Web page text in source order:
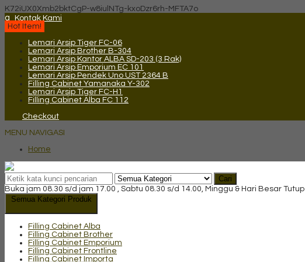
K72iUX0Xmb2bktCgP-w8iulNTg-kxoDzr6rh-MFTA7o
q
Kontak Kami
Hot Item!
Lemari Arsip Tiger FC-06
Lemari Arsip Brother B-304
Lemari Arsip Kantor ALBA SD-203 (3 Rak)
Lemari Arsip Emporium EC 101
Lemari Arsip Pendek Uno UST 2364 B
Filling Cabinet Yamanaka Y-302
Lemari Arsip Tiger FC-H1
Filling Cabinet Alba FC 112
Checkout
MENU NAVIGASI
Home
Cari
Buka jam 08.30 s/d jam 17.00 , Sabtu 08.30 s/d 14.00, Minggu & Hari Besar Tutup
Semua Kategori Produk
Filling Cabinet Alba
Filling Cabinet Brother
Filling Cabinet Emporium
Filling Cabinet Frontline
Filling Cabinet Importa